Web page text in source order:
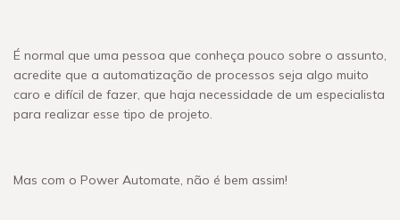
É normal que uma pessoa que conheça pouco sobre o assunto,
acredite que a automatização de processos seja algo muito
caro e difícil de fazer, que haja necessidade de um especialista
para realizar esse tipo de projeto.
Mas com o Power Automate, não é bem assim!